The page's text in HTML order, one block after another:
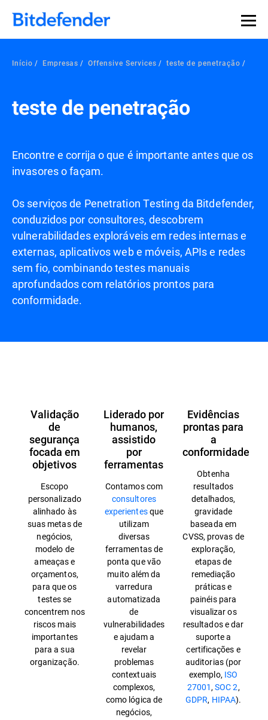
Início Empresas Offensive Services teste de penetração
teste de penetração
Encontre e corrija o que é importante antes que os
invasores o façam.
Os serviços de Penetration Testing da Bitdefender,
conduzidos por consultores, descobrem
vulnerabilidades exploráveis em redes internas e
externas, aplicativos web e móveis, APIs e redes
sem fio, combinando testes manuais
aprofundados com relatórios prontos para
conformidade.
Validação
de
segurança
focada em
objetivos
Escopo
personalizado
alinhado às
suas metas de
negócios,
modelo de
ameaças e
orçamentos,
para que os
testes se
concentrem nos
riscos mais
importantes
para a sua
organização.
Liderado por
humanos,
assistido
por
ferramentas
Contamos com
consultores
experientesque
utilizam
diversas
ferramentas de
ponta que vão
muito além da
varredura
automatizada
de
vulnerabilidades
e ajudam a
revelar
problemas
contextuais
complexos,
como lógica de
negócios,
Evidências
prontas para
a
conformidade
Obtenha
resultados
detalhados,
gravidade
baseada em
CVSS, provas de
exploração,
etapas de
remediação
práticas e
painéis para
visualizar os
resultados e dar
suporte a
certificações e
auditorias (por
exemplo, ISO
27001,SOC 2,
GDPR, HIPAA).